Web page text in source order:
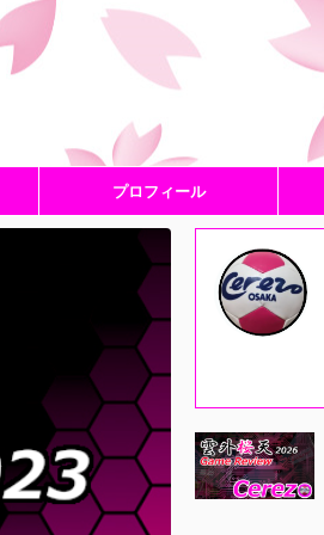
プロフィール